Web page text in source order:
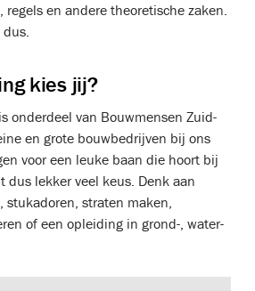
regels en andere theoretische zaken.
kies jij?
onderdeel van Bouwmensen Zuid-
en grote bouwbedrijven bij ons
voor een leuke baan die hoort bij
dus lekker veel keus. Denk aan
stukadoren, straten maken,
of een opleiding in grond-, water-